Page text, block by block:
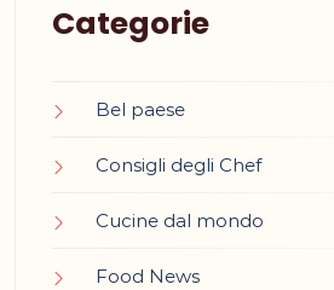
Categorie
Bel paese
Consigli degli Chef
Cucine dal mondo
Food News